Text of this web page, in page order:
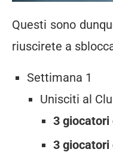
Questi sono
riuscirete a
Settimana 1
Unisciti al
3 giocatori
3 giocatori